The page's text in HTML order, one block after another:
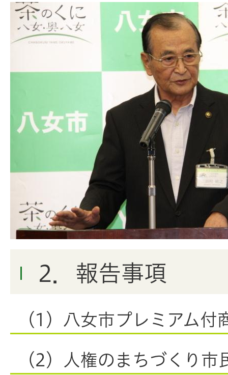
2．報告事項
（1）八女市プレミアム付
（2）人権のまちづくり